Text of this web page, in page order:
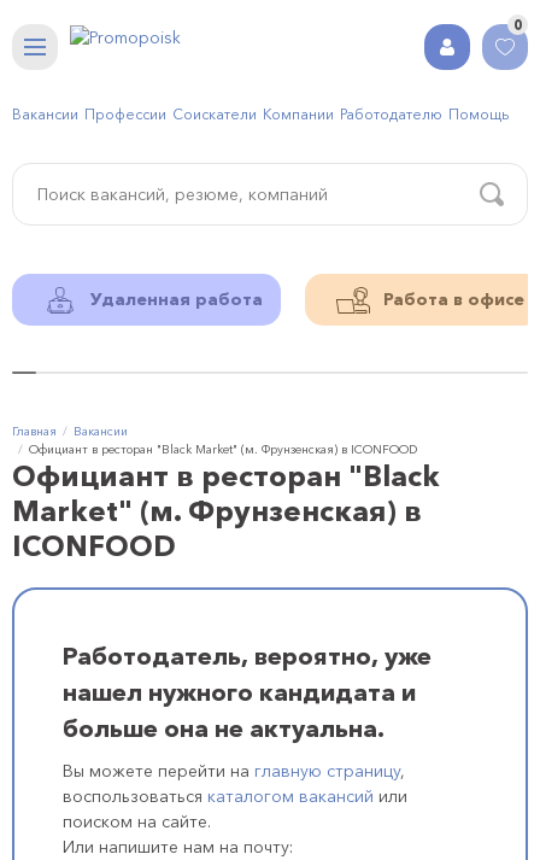
0
Вакансии Профессии Соискатели Компании Работодателю Помощь
Удаленная работа Работа в офисе
Главная
Вакансии
Официант в ресторан "Black Market" (м. Фрунзенская) в ICONFOOD
Официант в ресторан "Black
Market" (м. Фрунзенская) в
ICONFOOD
Работодатель, вероятно, уже
нашел нужного кандидата и
больше она не актуальна.
Вы можете перейти на главную страницу,
воспользоваться каталогом вакансий или
поиском на сайте.
Или напишите нам на почту: